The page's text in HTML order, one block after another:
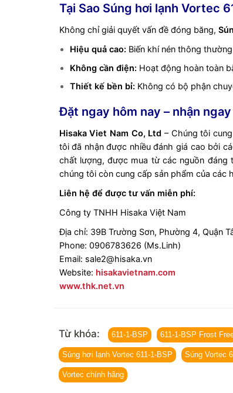
Tại Sao Súng hơi lạnh Vortec
Không chỉ giải quyết vấn đề đóng băng,
Hiệu quả cao: Biến khí nén thông
Không cần điện: Hoạt động hoàn toàn
Thiết kế bền bỉ: Không có bộ phận
Đặt ngay hôm nay – nhận
Hisaka Viet Nam Co, Ltd – Chúng tôi
tôi đã nhận được nhiều đánh giá cao bởi
chất lượng, được mua từ các nguồn
chúng tôi còn cung cấp sản phẩm của các
Liên hệ để được tư vấn miễn phí:
Công ty TNHH Hisaka Việt Nam
Địa chỉ: 39B Trường Sơn, Phường 4, Quận
Phone: 0906783626 (Ms.Linh)
Email: sale2@hisaka.vn
Website: hisakavietnam.com
www.thk.net.vn
Từ khóa: 611-1-BSP 611-1-BSP Frost
Súng hơi lạnh Vortec 611-1-BSP Súng Vortec
Vortec chính hãng